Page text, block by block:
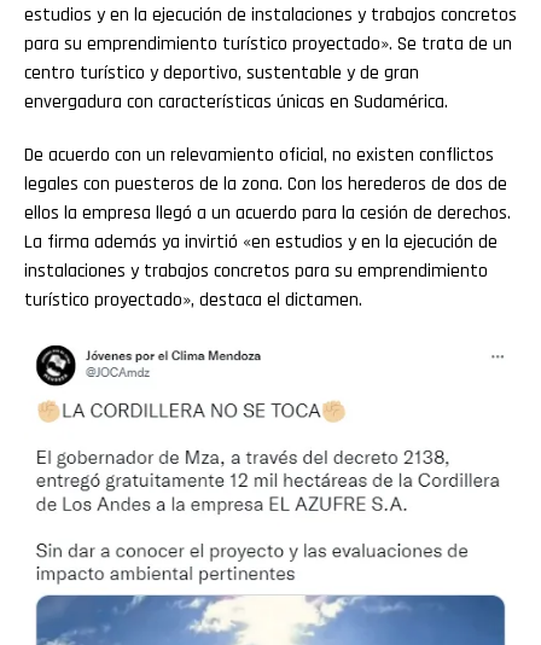
estudios y en la ejecución de instalaciones y trabajos concretos
para su emprendimiento turístico proyectado». Se trata de un
centro turístico y deportivo, sustentable y de gran
envergadura con características únicas en Sudamérica.
De acuerdo con un relevamiento oficial, no existen conflictos
legales con puesteros de la zona. Con los herederos de dos de
ellos la empresa llegó a un acuerdo para la cesión de derechos.
La firma además ya invirtió «en estudios y en la ejecución de
instalaciones y trabajos concretos para su emprendimiento
turístico proyectado», destaca el dictamen.